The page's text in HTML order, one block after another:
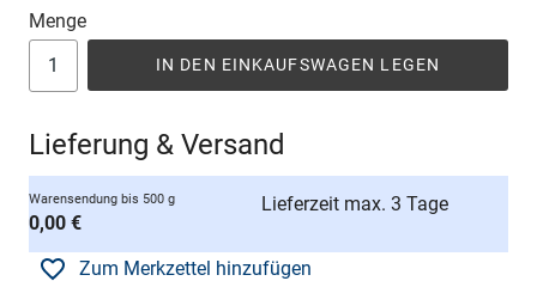
Menge
IN DEN EINKAUFSWAGEN LEGEN
Lieferung & Versand
Warensendung bis 500 g
0,00 €
Lieferzeit max. 3 Tage
Zum Merkzettel hinzufügen